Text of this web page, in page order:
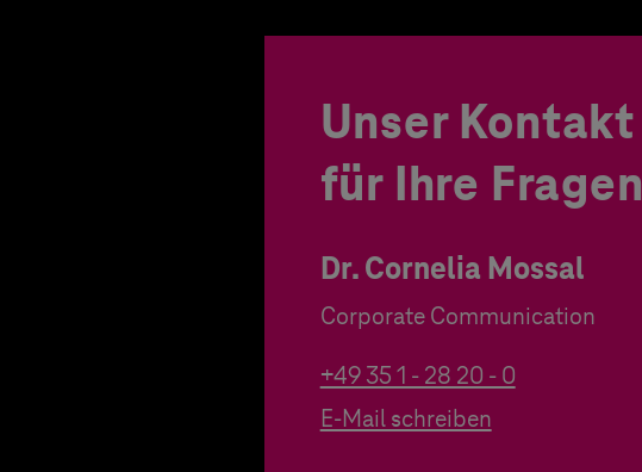
Unser Kontakt
für Ihre Fragen
Dr. Cornelia Mossal
Corporate Communication
+49 35 1 - 28 20 - 0
E-Mail schreiben